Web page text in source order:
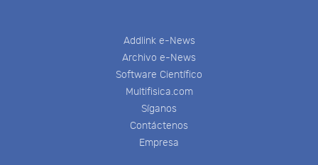
Addlink e-News
Archivo e-News
Software Científico
Multifisica.com
Síganos
Contáctenos
Empresa